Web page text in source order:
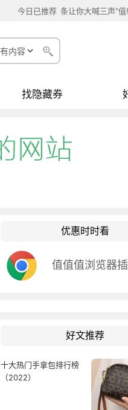
今日已推荐 条让你大喊三声"
找隐藏券
优惠时时看
值值值浏览器
好文推荐
十大热门手拿包排行榜
（2022）